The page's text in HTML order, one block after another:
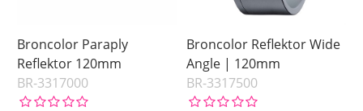
Broncolor Paraply
Reflektor 120mm
BR-3317000
Broncolor Reflektor Wide
Angle | 120mm
BR-3317500